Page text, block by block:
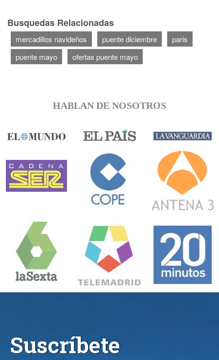
Busquedas Relacionadas
mercadillos navideños puente diciembre
paris
puente mayo
ofertas puente mayo
HABLAN DE NOSOTROS
Suscríbete